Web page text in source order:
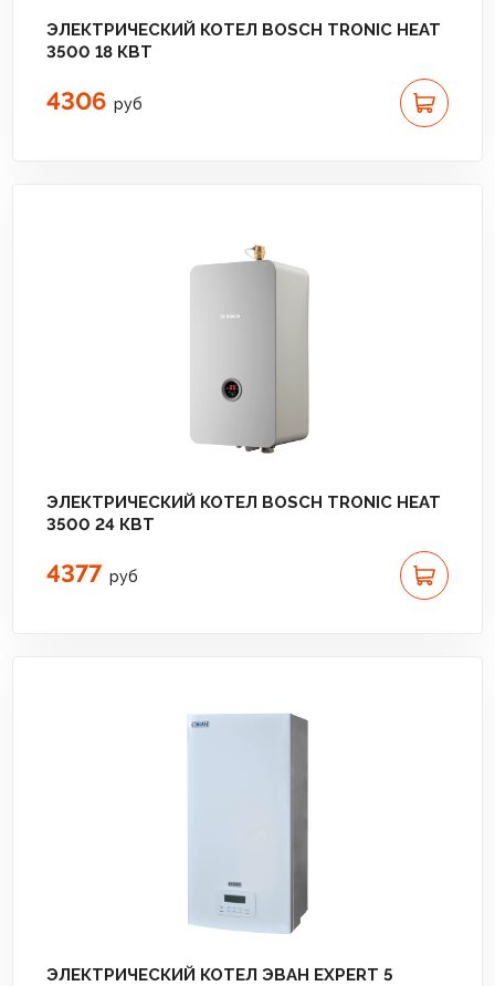
ЭЛЕКТРИЧЕСКИЙ КОТЕЛ BOSCH TRONIC HEAT
3500 18 КВТ
4306 руб
ЭЛЕКТРИЧЕСКИЙ КОТЕЛ BOSCH TRONIC HEAT
3500 24 КВТ
4377 руб
ЭЛЕКТРИЧЕСКИЙ КОТЕЛ ЭВАН EXPERT 5